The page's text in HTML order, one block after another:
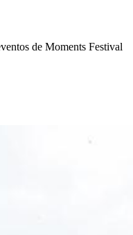
de Moments Festival